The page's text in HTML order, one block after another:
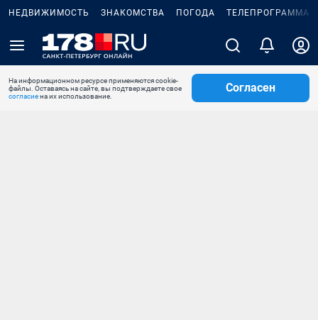
НЕДВИЖИМОСТЬ ЗНАКОМСТВА ПОГОДА ТЕЛЕПРОГРАММА
На информационном ресурсе применяются cookie-
файлы. Оставаясь на сайте, вы подтверждаете свое
согласиена их использование.
Согласен